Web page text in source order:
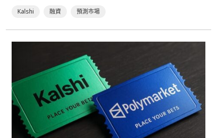
Kalshi 融資 預測市場